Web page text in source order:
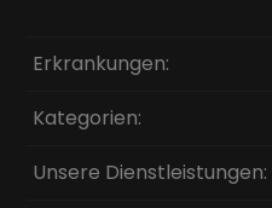
Erkrankungen:
Kategorien:
Unsere Dienstleistungen: